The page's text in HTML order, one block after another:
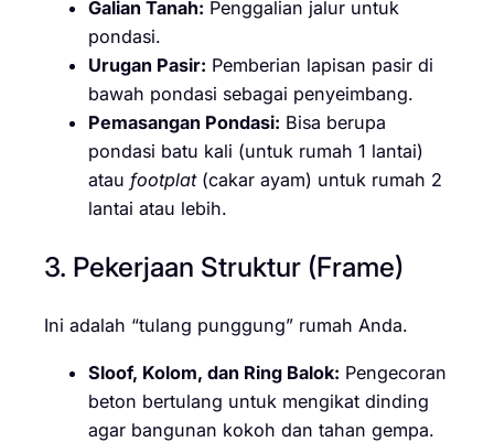
Galian Tanah: Penggalian jalur untuk
pondasi.
Urugan Pasir: Pemberian lapisan pasir di
bawah pondasi sebagai penyeimbang.
Pemasangan Pondasi: Bisa berupa
pondasi batu kali (untuk rumah 1 lantai)
atau footplat(cakar ayam) untuk rumah 2
lantai atau lebih.
3. Pekerjaan Struktur (Frame)
Ini adalah “tulang punggung” rumah Anda.
Sloof, Kolom, dan Ring Balok: Pengecoran
beton bertulang untuk mengikat dinding
agar bangunan kokoh dan tahan gempa.